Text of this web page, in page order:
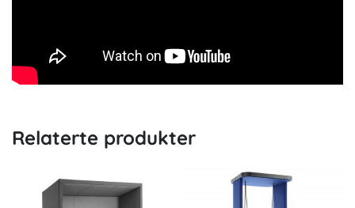
Relaterte produkter